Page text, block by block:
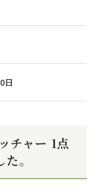
日
チャー 1点
。